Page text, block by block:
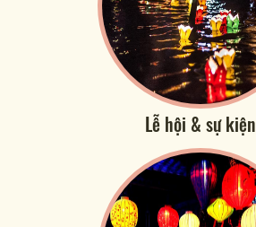
Lễ hội & sự kiện